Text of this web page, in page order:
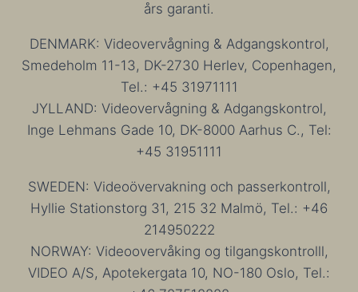
års garanti.
DENMARK: Videovervågning & Adgangskontrol,
Smedeholm 11-13, DK-2730 Herlev, Copenhagen,
Tel.: +45 31971111
JYLLAND: Videovervågning & Adgangskontrol,
Inge Lehmans Gade 10, DK-8000 Aarhus C., Tel:
+45 31951111
SWEDEN: Videoövervakning och passerkontroll,
Hyllie Stationstorg 31, 215 32 Malmö, Tel.: +46
214950222
NORWAY: Videoovervåking og tilgangskontrolll,
VIDEO A/S, Apotekergata 10, NO-180 Oslo, Tel.: